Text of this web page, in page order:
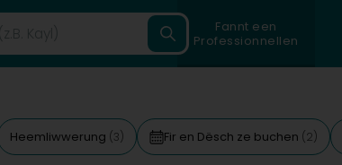
Fannt een
Professionnellen
Heemliwwerung (3) Fir en Dësch ze buchen (2)